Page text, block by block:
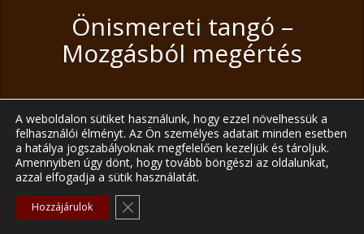
Önismereti tangó –
Mozgásból megértés
részletekért keress minket bizalommal!
Tánc a színpadon – Előadások, fellépések
A weboldalon sütiket használunk, hogy ezzel növelhessük a
felhasználói élményt. Az Ön személyes adatait minden esetben
a hatálya jogszabályoknak megfelelően kezeljük és tároljuk.
Amennyiben úgy dönt, hogy tovább böngészi az oldalunkat,
azzal elfogadja a sütik használatát.
Hozzájárulok Close GDPR Cookie Banner